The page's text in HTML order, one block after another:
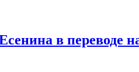
в переводе